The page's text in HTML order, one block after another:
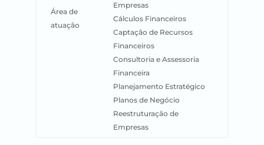
Área de
atuação
Empresas
Cálculos Financeiros
Captação de Recursos
Financeiros
Consultoria e Assessoria
Financeira
Planejamento Estratégico
Planos de Negócio
Reestruturação de
Empresas